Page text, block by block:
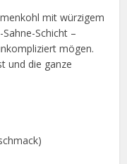
mit würzigem
Schicht –
mögen.
und die ganze